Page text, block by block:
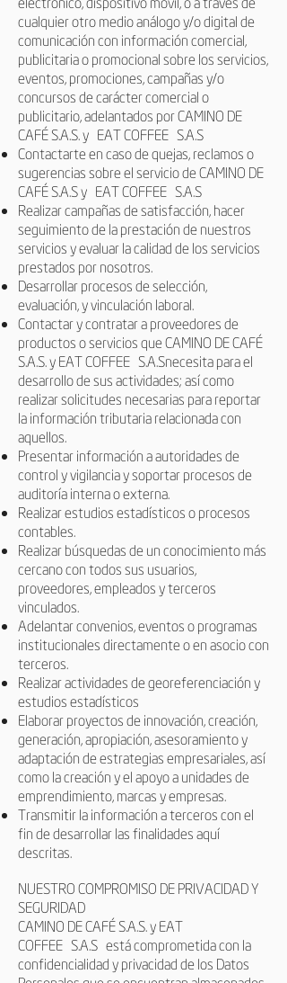
cualquier otro medio análogo y/o digital de
comunicación con información comercial,
publicitaria o promocional sobre los servicios,
eventos, promociones, campañas y/o
concursos de carácter comercial o
publicitario, adelantados por CAMINO DE
CAFÉ S.A.S. y EAT COFFEE S.A.S
Contactarte en caso de quejas, reclamos o
sugerencias sobre el servicio de CAMINO DE
CAFÉ S.A.S y EAT COFFEE S.A.S
Realizar campañas de satisfacción, hacer
seguimiento de la prestación de nuestros
servicios y evaluar la calidad de los servicios
prestados por nosotros.
Desarrollar procesos de selección,
evaluación, y vinculación laboral.
Contactar y contratar a proveedores de
productos o servicios que CAMINO DE CAFÉ
S.A.S. yEAT COFFEE S.A.Snecesita para el
desarrollo de sus actividades; así como
realizar solicitudes necesarias para reportar
la información tributaria relacionada con
aquellos.
Presentar información a autoridades de
control y vigilancia y soportar procesos de
auditoría interna o externa.
Realizar estudios estadísticos o procesos
contables.
Realizar búsquedas de un conocimiento más
cercano con todos sus usuarios,
proveedores, empleados y terceros
vinculados.
Adelantar convenios, eventos o programas
institucionales directamente o en asocio con
terceros.
Realizar actividades de georeferenciación y
estudios estadísticos
Elaborar proyectos de innovación, creación,
generación, apropiación, asesoramiento y
adaptación de estrategias empresariales, así
como la creación y el apoyo a unidades de
emprendimiento, marcas y empresas.
Transmitir la información a terceros con el
fin de desarrollar las finalidades aquí
descritas.
NUESTRO COMPROMISO DE PRIVACIDAD Y
SEGURIDAD
CAMINO DE CAFÉ S.A.S. yEAT
COFFEE S.A.S está comprometida con la
confidencialidad y privacidad de los Datos